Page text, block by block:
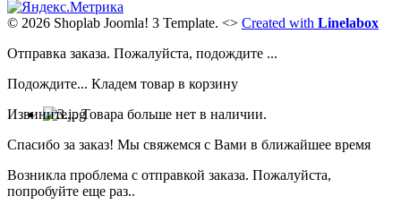
© 2026 Shoplab Joomla! 3 Template. <> Created with Linelabox
Отправка заказа. Пожалуйста, подождите ...
Подождите... Кладем товар в корзину
Извините... Товара больше нет в наличии.
Спасибо за заказ! Мы свяжемся с Вами в ближайшее время
Возникла проблема с отправкой заказа. Пожалуйста,
попробуйте еще раз..